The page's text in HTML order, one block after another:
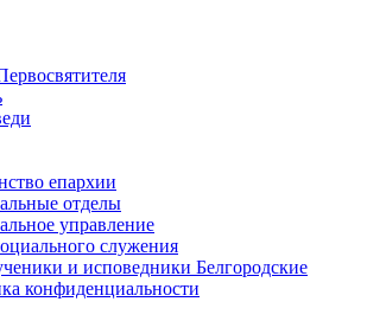
епархии
отделы
управление
служения
и исповедники Белгородские
конфиденциальности